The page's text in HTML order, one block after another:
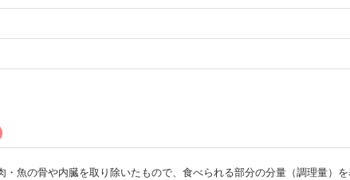
・魚の骨や内臓を取り除いたもので、食べられる部分の分量（調理量）を